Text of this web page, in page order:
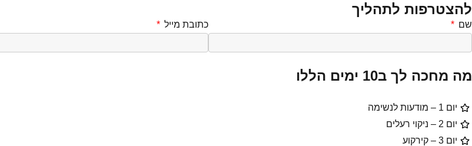
להצטרפות לתהליך
שם כתובת מייל
מה מחכה לך ב10 ימים הללו
יום 1 – מודעות לנשימה
יום 2 – ניקוי רעלים
יום 3 – קירקוע